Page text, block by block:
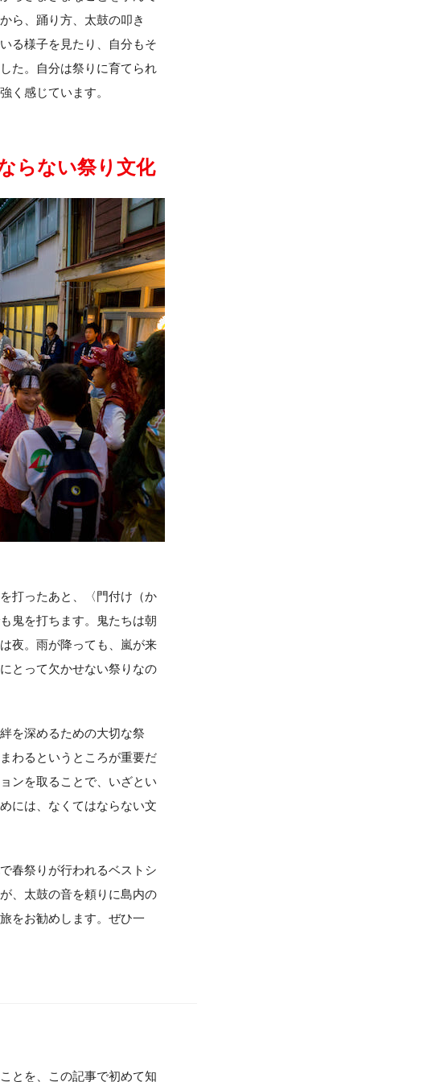
ら、踊り方、太鼓の叩き
る様子を見たり、自分もそ
た。自分は祭りに育てられ
く感じています。
らない祭り文化
打ったあと、〈門付け（か
鬼を打ちます。鬼たちは朝
夜。雨が降っても、嵐が来
とって欠かせない祭りなの
を深めるための大切な祭
わるというところが重要だ
ンを取ることで、いざとい
には、なくてはならない文
春祭りが行われるベストシ
、太鼓の音を頼りに島内の
をお勧めします。ぜひ一
とを、この記事で初めて知